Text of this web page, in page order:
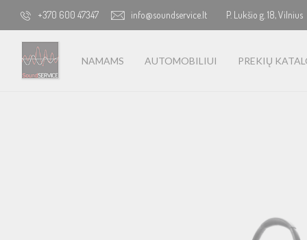
+370 600 47347 info@soundservice.lt P. Lukšio g. 18, Vilnius
NAMAMS AUTOMOBILIUI PREKIŲ